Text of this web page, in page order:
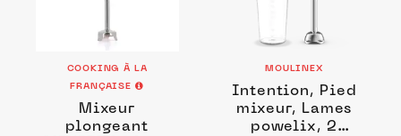
COOKING À LA
FRANÇAISE
Mixeur
plongeant
MOULINEX
Intention, Pied
mixeur, Lames
powelix, 2